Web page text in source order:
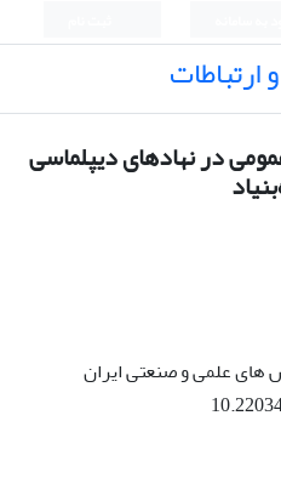
در نهادهای دیپلماسی
علمی و صنعتی ایران